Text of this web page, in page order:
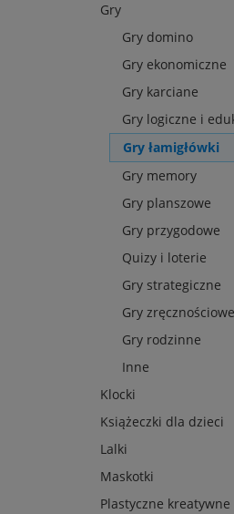
Gry
Gry domino
Gry ekonomiczne
Gry karciane
Gry logiczne i
Gry łamigłówki
Gry memory
Gry planszowe
Gry przygodowe
Quizy i loterie
Gry strategiczne
Gry zręcznościowe
Gry rodzinne
Inne
Klocki
Książeczki dla dzieci
Lalki
Maskotki
Plastyczne kreatywne